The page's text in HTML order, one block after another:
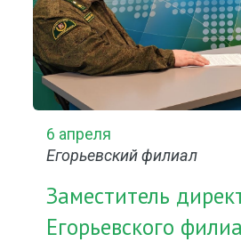
6 апреля
Егорьевский филиал
Заместитель
Егорьевского